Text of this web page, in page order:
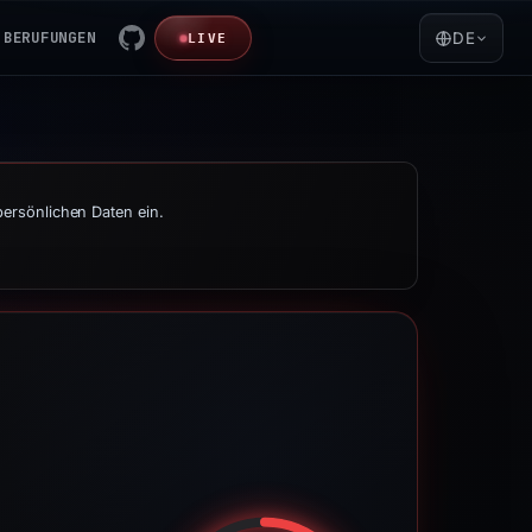
BERUFUNGEN LIVE DE
Daten ein.